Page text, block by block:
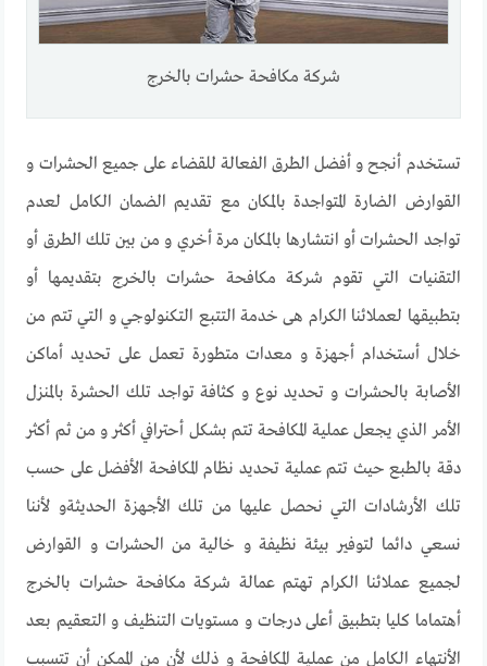
شركة مكافحة حشرات بالخرج
تستخدم أنجح و أفضل الطرق الفعالة للقضاء على جميع الحشرات و
القوارض الضارة المتواجدة بالمكان مع تقديم الضمان الكامل لعدم
تواجد الحشرات أو انتشارها بالمكان مرة أخري و من بين تلك الطرق أو
التقنيات التي تقوم شركة مكافحة حشرات بالخرج بتقديمها أو
بتطبيقها لعملائنا الكرام هى خدمة التتبع التكنولوجي و التي تتم من
خلال أستخدام أجهزة و معدات متطورة تعمل على تحديد أماكن
الأصابة بالحشرات و تحديد نوع و كثافة تواجد تلك الحشرة بالمنزل
الأمر الذي يجعل عملية المكافحة تتم بشكل أحترافي أكثر و من ثم أكثر
دقة بالطبع حيث تتم عملية تحديد نظام المكافحة الأفضل على حسب
تلك الأرشادات التي نحصل عليها من تلك الأجهزة الحديثةو لأننا
نسعي دائما لتوفير بيئة نظيفة و خالية من الحشرات و القوارض
لجميع عملائنا الكرام تهتم عمالة شركة مكافحة حشرات بالخرج
أهتماما كليا بتطبيق أعلى درجات و مستويات التنظيف و التعقيم بعد
الأنتهاء الكامل من عملية المكافحة و ذلك لأن من الممكن أن تتسبب